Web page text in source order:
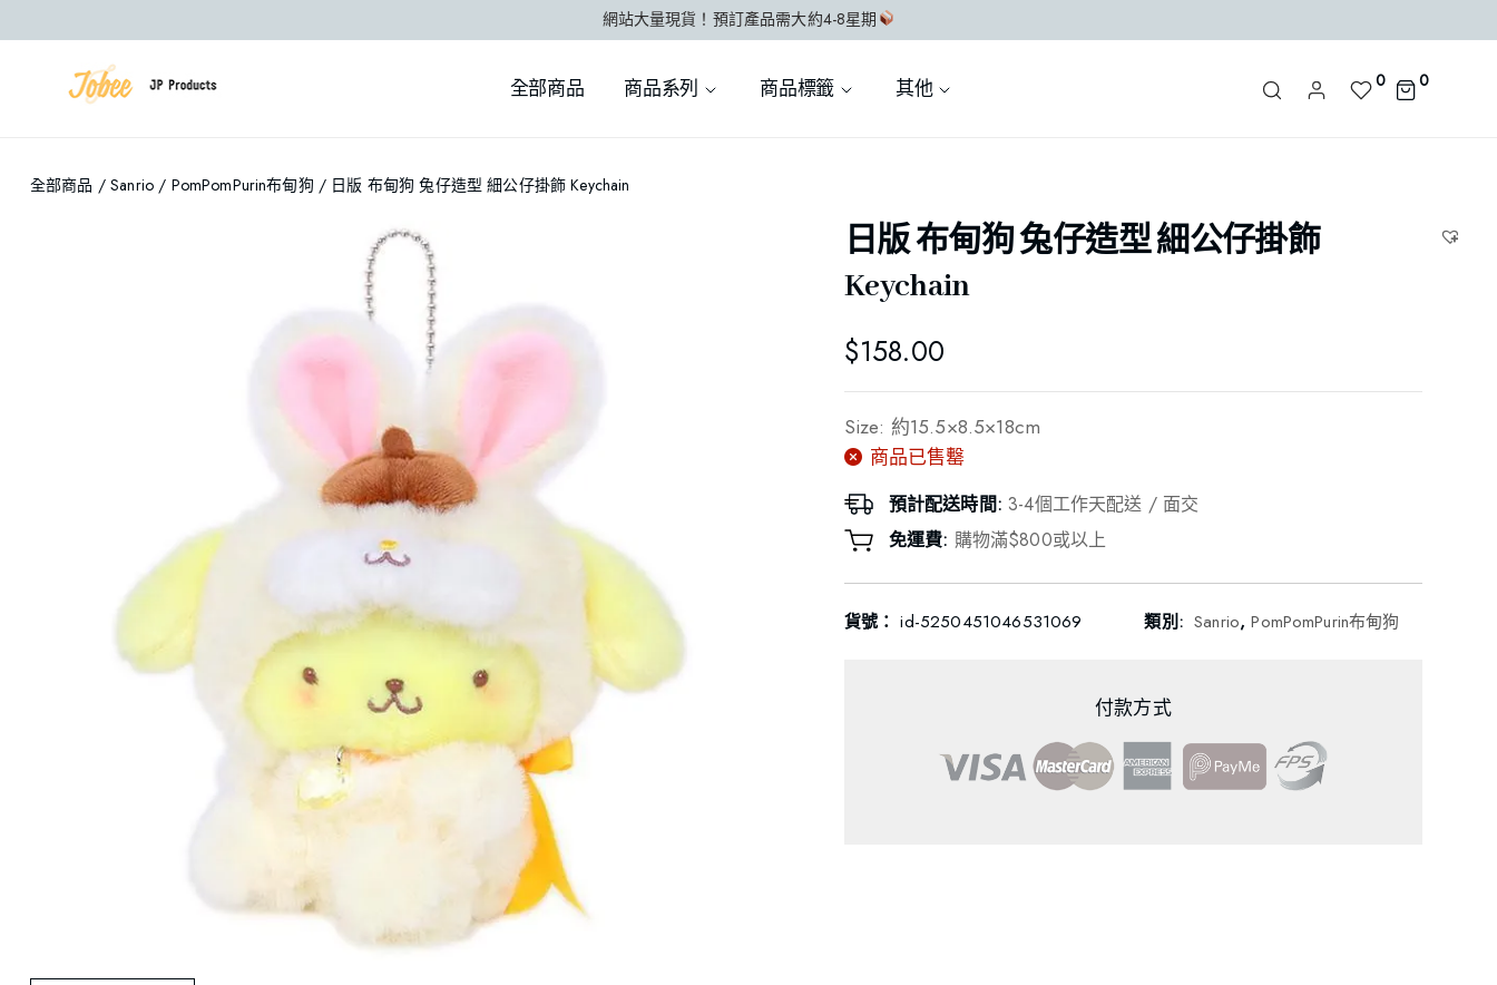
網站大量現貨！預訂產品需大約4-8星期
全部商品 商品系列 商品標籤 其他 0 0
全部商品 /Sanrio / PomPomPurin布甸狗 / 日版 布甸狗 兔仔造型 細公仔掛飾 Keychain
日版 布甸狗 兔仔造型 細公仔掛飾
Keychain
$158.00
Size: 約15.5×8.5×18cm
商品已售罊
預計配送時間:3-4個工作天配送 / 面交
免運費: 購物滿$800或以上
貨號：id-5250451046531069 類別: Sanrio,PomPomPurin布甸狗
付款方式